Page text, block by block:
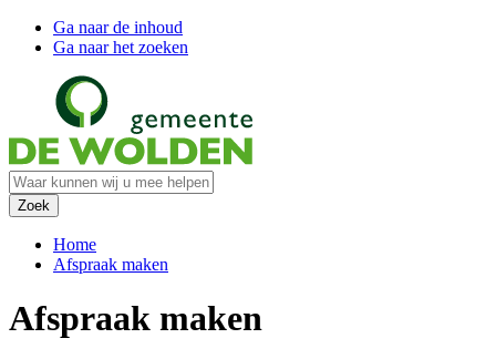
Ga naar de inhoud
Ga naar het zoeken
Home
Afspraak maken
Afspraak maken